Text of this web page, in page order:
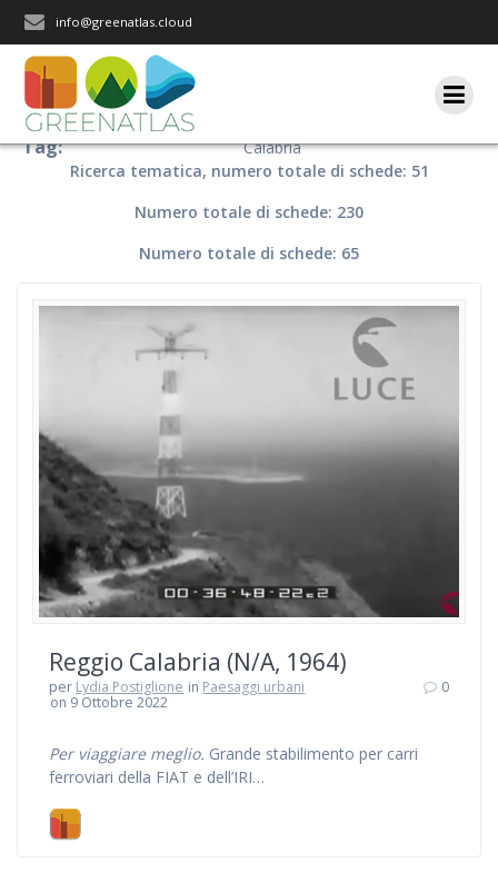
info@greenatlas.cloud
Tag:
Calabria
Ricerca tematica, numero totale di schede: 51
Numero totale di schede: 230
Numero totale di schede: 65
Reggio Calabria (N/A, 1964)
per Lydia Postiglione in Paesaggi urbani
on 9 Ottobre 2022
0
Per viaggiare meglio. Grande stabilimento per carri
ferroviari della FIAT e dell’IRI…